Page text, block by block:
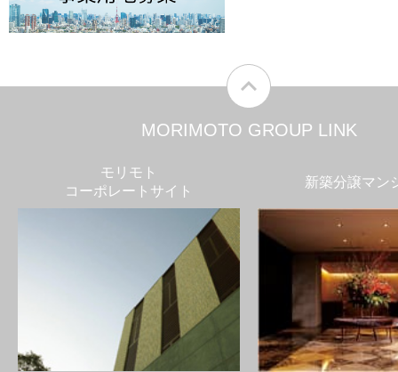
MORIMOTO GROUP LINK
モリモト
コーポレートサイト
新築分譲マン